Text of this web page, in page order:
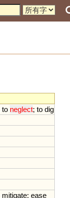
to neglect; to dig
mitigate; ease